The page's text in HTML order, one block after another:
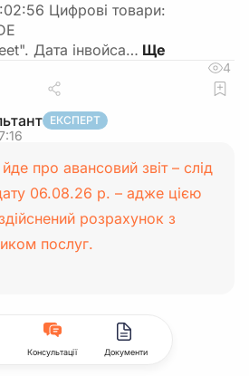
Цифровi товари:
Дата інвойса…
4
ЕКСПЕРТ
про авансовий звіт – слід
06.08.26 р. – адже цією
розрахунок з
послуг.
ПДВ
Консультації Документи